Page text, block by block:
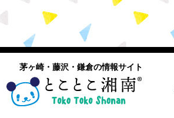
茅ヶ崎・藤沢・鎌倉の情報サイト